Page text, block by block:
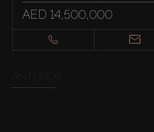
AED 14,500,000